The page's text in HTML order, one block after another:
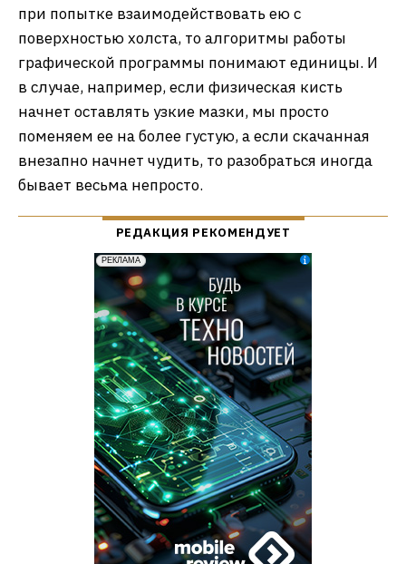
при попытке взаимодействовать ею с
поверхностью холста, то алгоритмы работы
графической программы понимают единицы. И
в случае, например, если физическая кисть
начнет оставлять узкие мазки, мы просто
поменяем ее на более густую, а если скачанная
внезапно начнет чудить, то разобраться иногда
бывает весьма непросто.